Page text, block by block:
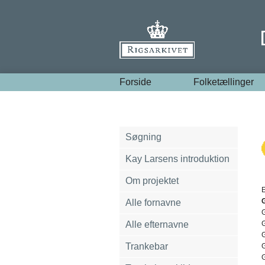
Forside Folketællinger
Søgning
Kay Larsens introduktion
Om projektet
Alle fornavne
Alle efternavne
Trankebar